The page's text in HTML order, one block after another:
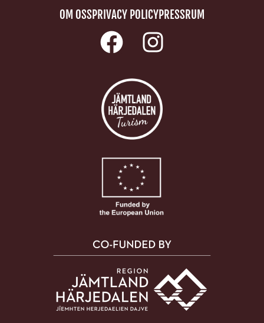
OM OSSPRIVACY POLICYPRESSRUM